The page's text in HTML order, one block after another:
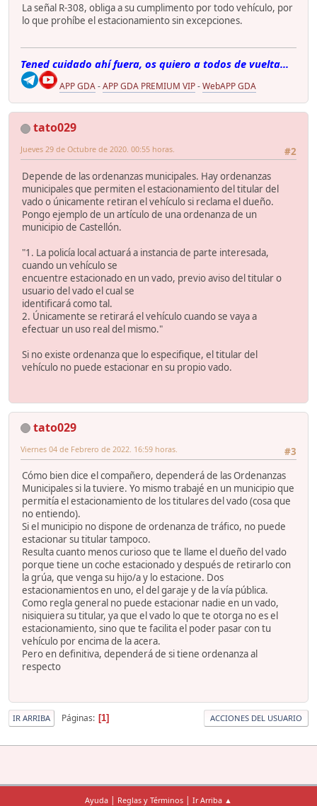
La señal R-308, obliga a su cumplimento por todo vehículo, por
lo que prohíbe el estacionamiento sin excepciones.
Tened cuidado ahí fuera, os quiero a todos de vuelta...
APP GDA-APP GDA PREMIUM VIP-WebAPP GDA
tato029
#2
Jueves 29 de Octubre de 2020. 00:55 horas.
Depende de las ordenanzas municipales. Hay ordenanzas
municipales que permiten el estacionamiento del titular del
vado o únicamente retiran el vehículo si reclama el dueño.
Pongo ejemplo de un artículo de una ordenanza de un
municipio de Castellón.
"1. La policía local actuará a instancia de parte interesada,
cuando un vehículo se
encuentre estacionado en un vado, previo aviso del titular o
usuario del vado el cual se
identificará como tal.
2. Únicamente se retirará el vehículo cuando se vaya a
efectuar un uso real del mismo."
Si no existe ordenanza que lo especifique, el titular del
vehículo no puede estacionar en su propio vado.
tato029
#3
Viernes 04 de Febrero de 2022. 16:59 horas.
Cómo bien dice el compañero, dependerá de las Ordenanzas
Municipales si la tuviere. Yo mismo trabajé en un municipio que
permitía el estacionamiento de los titulares del vado (cosa que
no entiendo).
Si el municipio no dispone de ordenanza de tráfico, no puede
estacionar su titular tampoco.
Resulta cuanto menos curioso que te llame el dueño del vado
porque tiene un coche estacionado y después de retirarlo con
la grúa, que venga su hijo/a y lo estacione. Dos
estacionamientos en uno, el del garaje y de la vía pública.
Como regla general no puede estacionar nadie en un vado,
nisiquiera su titular, ya que el vado lo que te otorga no es el
estacionamiento, sino que te facilita el poder pasar con tu
vehículo por encima de la acera.
Pero en definitiva, dependerá de si tiene ordenanza al
respecto
IR ARRIBA Páginas 1 ACCIONES DEL USUARIO
Ayuda | Reglas y Términos | Ir Arriba ▲